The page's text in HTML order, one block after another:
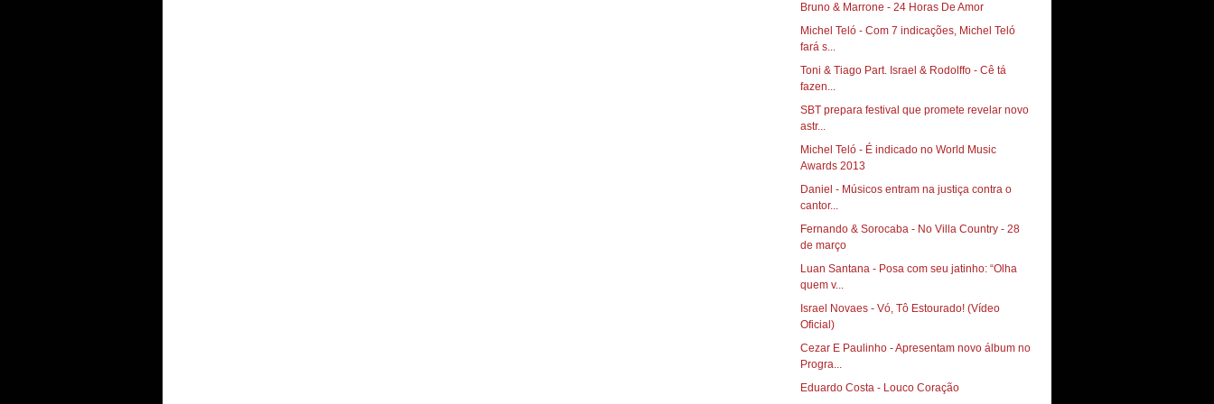
Bruno & Marrone - 24 Horas De Amor
Michel Teló - Com 7 indicações, Michel Teló
fará s...
Toni & Tiago Part. Israel & Rodolffo - Cê tá
fazen...
SBT prepara festival que promete revelar novo
astr...
Michel Teló - É indicado no World Music
Awards 2013
Daniel - Músicos entram na justiça contra o
cantor...
Fernando & Sorocaba - No Villa Country - 28
de março
Luan Santana - Posa com seu jatinho: “Olha
quem v...
Israel Novaes - Vó, Tô Estourado! (Vídeo
Oficial)
Cezar E Paulinho - Apresentam novo álbum no
Progra...
Eduardo Costa - Louco Coração